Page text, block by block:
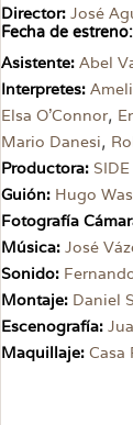
Director: José
Fecha de estreno:
Asistente: Abel
Interpretes:
Elsa O’Connor,
Mario Danesi,
Productora: SIDE
Guión: Hugo
Fotografía
Música: José
Sonido:
Montaje: Daniel
Escenografía:
Maquillaje: Casa